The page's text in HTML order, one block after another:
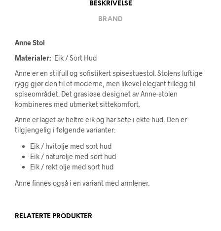
BESKRIVELSE
BRAND
Anne Stol
Materialer: Eik / Sort Hud
Anne er en stilfull og sofistikert spisestuestol. Stolens luftige
rygg gjør den til et moderne, men likevel elegant tillegg til
spiseområdet. Det grasiøse designet av Anne-stolen
kombineres med utmerket sittekomfort.
Anne er laget av heltre eik og har sete i ekte hud. Den er
tilgjengelig i følgende varianter:
Eik / hvitolje med sort hud
Eik / naturolje med sort hud
Eik / røkt olje med sort hud
Anne finnes også i en variant med armlener.
RELATERTE PRODUKTER